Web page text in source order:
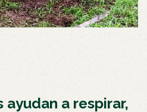
ayudan a respirar,